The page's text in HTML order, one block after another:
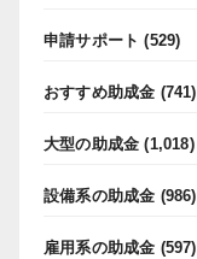
申請サポート (529)
おすすめ助成金 (741)
大型の助成金 (1,018)
設備系の助成金 (986)
雇用系の助成金 (597)